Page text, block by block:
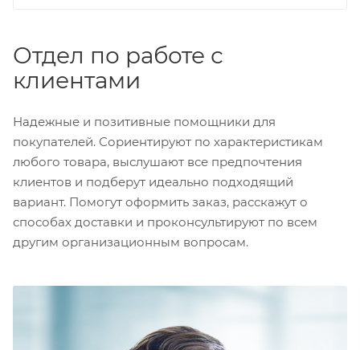
Отдел по работе с
клиентами
Надежные и позитивные помощники для
покупателей. Сориентируют по характеристикам
любого товара, выслушают все предпочтения
клиентов и подберут идеально подходящий
вариант. Помогут оформить заказ, расскажут о
способах доставки и проконсультируют по всем
другим организационным вопросам.